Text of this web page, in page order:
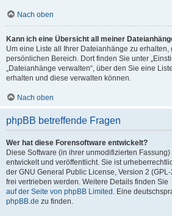
Nach oben
Kann ich eine Übersicht all meiner
Um eine Liste all Ihrer Dateianhänge zu erhalten,
persönlichen Bereich. Dort finden Sie unter
„Dateianhänge verwalten“, über den Sie eine
erhalten und diese verwalten können.
Nach oben
phpBB betreffende Fragen
Wer hat diese Forensoftware entwickelt?
Diese Software (in ihrer unmodifizierten Fassung)
entwickelt und veröffentlicht. Sie ist
der GNU General Public License, Version 2
frei vertrieben werden. Weitere Details finden Sie
auf der Seite von phpBB Limited . Eine
phpBB.de zu finden.